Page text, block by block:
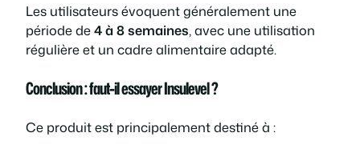
Les utilisateurs évoquent généralement une
période de4 à 8 semaines, avec une utilisation
régulière et un cadre alimentaire adapté.
Conclusion : faut-il essayer Insulevel ?
Ce produit est principalement destiné à :